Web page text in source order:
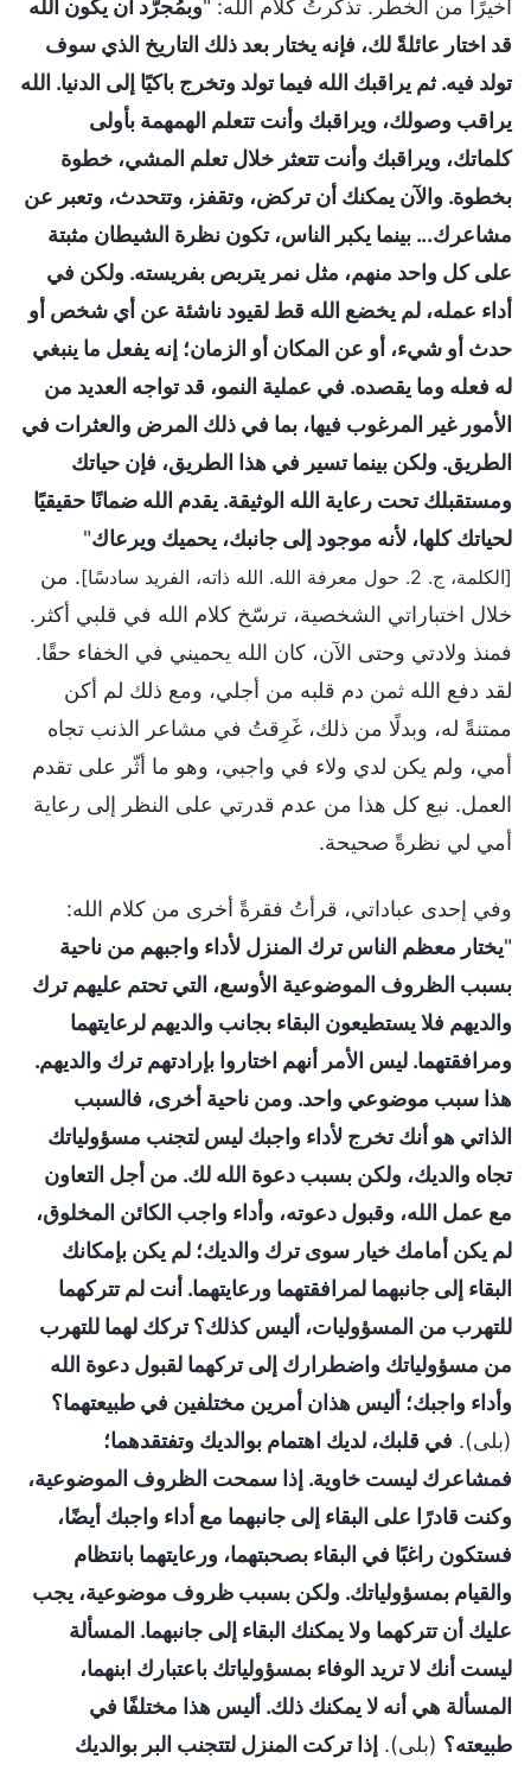
أخيرًا من الخطر. تذكّرتُ كلام الله: "وبمُجرَّد أن يكون الله
قد اختار عائلةً لك، فإنه يختار بعد ذلك التاريخ الذي سوف
تولد فيه. ثم يراقبك الله فيما تولد وتخرج باكيًا إلى الدنيا. الله
يراقب وصولك، ويراقبك وأنت تتعلم الهمهمة بأولى
كلماتك، ويراقبك وأنت تتعثر خلال تعلم المشي، خطوة
بخطوة. والآن يمكنك أن تركض، وتقفز، وتتحدث، وتعبر عن
مشاعرك... بينما يكبر الناس، تكون نظرة الشيطان مثبتة
على كل واحد منهم، مثل نمر يتربص بفريسته. ولكن في
أداء عمله، لم يخضع الله قط لقيود ناشئة عن أي شخص أو
حدث أو شيء، أو عن المكان أو الزمان؛ إنه يفعل ما ينبغي
له فعله وما يقصده. في عملية النمو، قد تواجه العديد من
الأمور غير المرغوب فيها، بما في ذلك المرض والعثرات في
الطريق. ولكن بينما تسير في هذا الطريق، فإن حياتك
ومستقبلك تحت رعاية الله الوثيقة. يقدم الله ضمانًا حقيقيًا
لحياتك كلها، لأنه موجود إلى جانبك، يحميك ويرعاك"
[الكلمة، ج. 2. حول معرفة الله. الله ذاته، الفريد سادسًا]
. من
خلال اختباراتي الشخصية، ترسّخ كلام الله في قلبي أكثر.
فمنذ ولادتي وحتى الآن، كان الله يحميني في الخفاء حقًا.
لقد دفع الله ثمن دم قلبه من أجلي، ومع ذلك لم أكن
ممتنةً له، وبدلًا من ذلك، غَرِقتُ في مشاعر الذنب تجاه
أمي، ولم يكن لدي ولاء في واجبي، وهو ما أثّر على تقدم
العمل. نبع كل هذا من عدم قدرتي على النظر إلى رعاية
أمي لي نظرةً صحيحة.
وفي إحدى عباداتي، قرأتُ فقرةً أخرى من كلام الله:
"يختار معظم الناس ترك المنزل لأداء واجبهم من ناحية
بسبب الظروف الموضوعية الأوسع، التي تحتم عليهم ترك
والديهم فلا يستطيعون البقاء بجانب والديهم لرعايتهما
ومرافقتهما. ليس الأمر أنهم اختاروا بإرادتهم ترك والديهم.
هذا سبب موضوعي واحد. ومن ناحية أخرى، فالسبب
الذاتي هو أنك تخرج لأداء واجبك ليس لتجنب مسؤولياتك
تجاه والديك، ولكن بسبب دعوة الله لك. من أجل التعاون
مع عمل الله، وقبول دعوته، وأداء واجب الكائن المخلوق،
لم يكن أمامك خيار سوى ترك والديك؛ لم يكن بإمكانك
البقاء إلى جانبهما لمرافقتهما ورعايتهما. أنت لم تتركهما
للتهرب من المسؤوليات، أليس كذلك؟ تركك لهما للتهرب
من مسؤولياتك واضطرارك إلى تركهما لقبول دعوة الله
وأداء واجبك؛ أليس هذان أمرين مختلفين في طبيعتهما؟
(بلى). في قلبك، لديك اهتمام بوالديك وتفتقدهما؛
فمشاعرك ليست خاوية. إذا سمحت الظروف الموضوعية،
وكنت قادرًا على البقاء إلى جانبهما مع أداء واجبك أيضًا،
فستكون راغبًا في البقاء بصحبتهما، ورعايتهما بانتظام
والقيام بمسؤولياتك. ولكن بسبب ظروف موضوعية، يجب
عليك أن تتركهما ولا يمكنك البقاء إلى جانبهما. المسألة
ليست أنك لا تريد الوفاء بمسؤولياتك باعتبارك ابنهما،
المسألة هي أنه لا يمكنك ذلك. أليس هذا مختلفًا في
طبيعته؟ (بلى). إذا تركت المنزل لتتجنب البر بوالديك